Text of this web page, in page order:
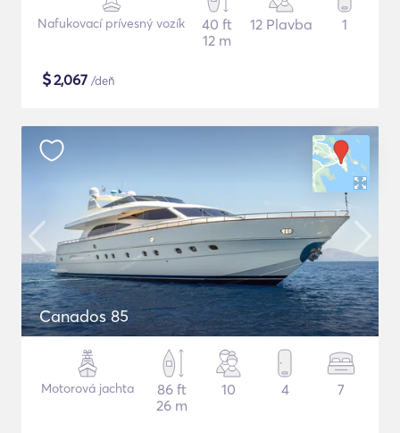
Nafukovací prívesný vozík
40 ft
12 m
12 Plavba 1
$2,067 /deň
Canados 85
Motorová jachta
86 ft
26 m
10 4 7